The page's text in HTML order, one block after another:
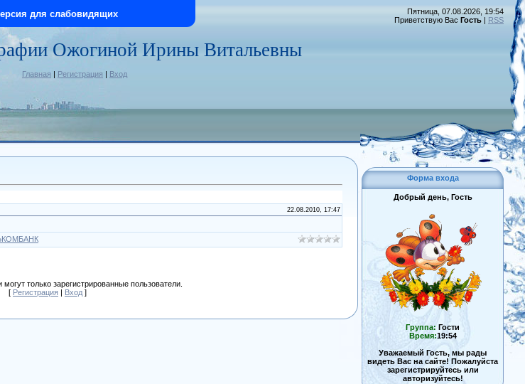
для слабовидящих
Ожогиной Ирины Витальевны
Главная | Регистрация | Вход
Пятница, 07.08.2026, 19:54
Приветствую Вас Гость | RSS
22.08.2010, 17:47
только зарегистрированные пользователи.
[ Регистрация | Вход ]
Форма входа
Добрый день, Гость
Группа: Гости
Время:19:54
Уважаемый Гость, мы рады
видеть Вас на сайте! Пожалуйста
зарегистрируйтесь или
авторизуйтесь!